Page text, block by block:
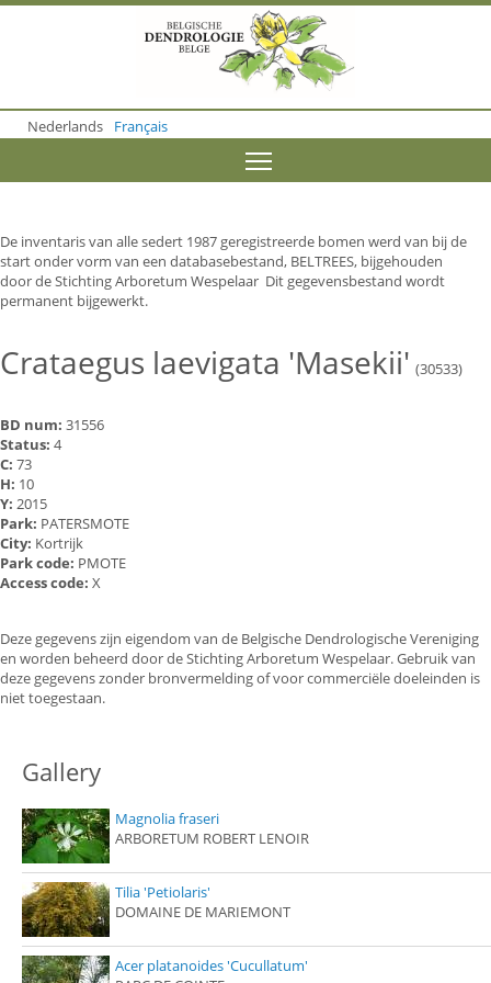
o
m
o
n
t
e
n
Nederlands Français
De inventaris van alle sedert 1987 geregistreerde bomen werd van bij de
start onder vorm van een databasebestand, BELTREES, bijgehouden
door de Stichting Arboretum Wespelaar Dit gegevensbestand wordt
permanent bijgewerkt.
Crataegus laevigata 'Masekii' (30533)
BD num: 31556
Status: 4
C: 73
H: 10
Y: 2015
Park: PATERSMOTE
City: Kortrijk
Park code: PMOTE
Access code: X
Deze gegevens zijn eigendom van de Belgische Dendrologische Vereniging
en worden beheerd door de Stichting Arboretum Wespelaar. Gebruik van
deze gegevens zonder bronvermelding of voor commerciële doeleinden is
niet toegestaan.
Gallery
Magnolia fraseri
ARBORETUM ROBERT LENOIR
Tilia 'Petiolaris'
DOMAINE DE MARIEMONT
Acer platanoides 'Cucullatum'